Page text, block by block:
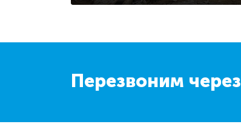
Перезвоним через